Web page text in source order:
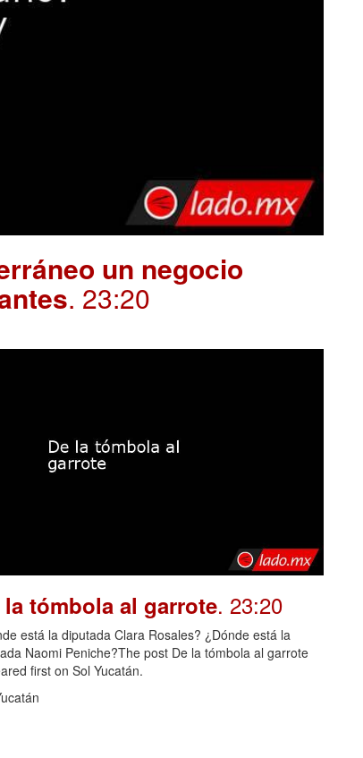
un negocio
. 23:20
la tómbola al garrote. 23:20
está la diputada Clara Rosales? ¿Dónde está la
Naomi Peniche?The post De la tómbola al garrote
first on Sol Yucatán.